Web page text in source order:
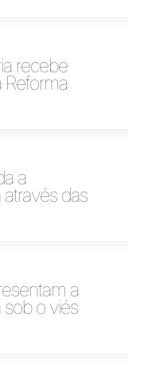
recebe
Reforma
a
das
a
sob o viés